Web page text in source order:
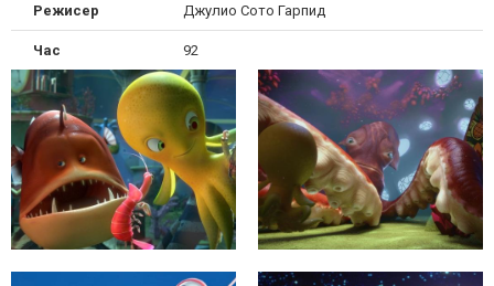
Режисер Джулио Сото Гарпид
Час 92